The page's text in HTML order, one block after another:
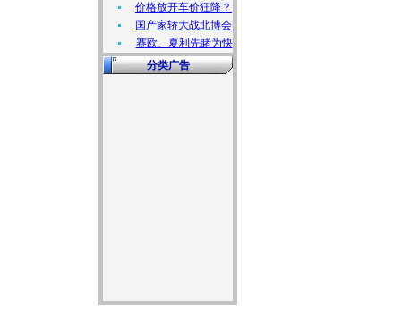
价格放开车价狂降？
国产家轿大战北博会
赛欧、夏利先睹为快
分类广告